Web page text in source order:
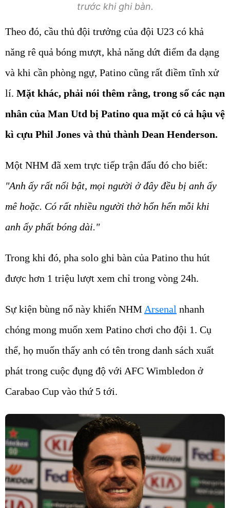
trước khi ghi bàn.
Theo đó, cầu thủ đội trưởng của đội U23 có khả
năng rê quả bóng mượt, khả năng dứt điểm đa dạng
và khi cần phòng ngự, Patino cũng rất điềm tĩnh xử
lí. Mặt khác, phải nói thêm rằng, trong số các nạn
nhân của Man Utd bị Patino qua mặt có cả hậu vệ
kì cựu Phil Jones và thủ thành Dean Henderson.
Một NHM đã xem trực tiếp trận đấu đó cho biết:
"Anh ấy rất nổi bật, mọi người ở đây đều bị anh ấy
mê hoặc. Có rất nhiều người thở hổn hển mỗi khi
anh ấy phất bóng dài."
Trong khi đó, pha solo ghi bàn của Patino thu hút
được hơn 1 triệu lượt xem chỉ trong vòng 24h.
Sự kiện bùng nổ này khiến NHM Arsenal nhanh
chóng mong muốn xem Patino chơi cho đội 1. Cụ
thể, họ muốn thấy anh có tên trong danh sách xuất
phát trong cuộc đụng độ với AFC Wimbledon ở
Carabao Cup vào thứ 5 tới.